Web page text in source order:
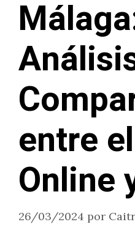
entre
Online
26/03/2024 por